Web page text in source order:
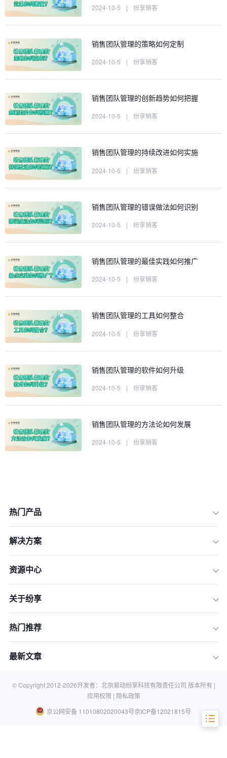
3. 评估用户体验
相关知识
2024-10-5 | 纷享销客
销售团队管理的策略如何定制
2024-10-5 | 纷享销客
销售团队管理的创新趋势如何把握
2024-10-5 | 纷享销客
销售团队管理的持续改进如何实施
2024-10-5 | 纷享销客
销售团队管理的错误做法如何识别
2024-10-5 | 纷享销客
销售团队管理的最佳实践如何推广
2024-10-5 | 纷享销客
销售团队管理的工具如何整合
2024-10-5 | 纷享销客
销售团队管理的软件如何升级
2024-10-5 | 纷享销客
销售团队管理的方法论如何发展
2024-10-5 | 纷享销客
热门产品
解决方案
资源中心
关于纷享
热门推荐
最新文章
© Copyright 2012-2026开发者：北京易动纷享科技有限责任公司 版本所有 |
应用权限 | 隐私政策
京公网安备 11010802020043号京ICP备12021815号